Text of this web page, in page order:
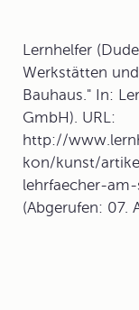
Lernhelfer
Werkstätten
Bauhaus." In:
GmbH). URL:
http://
kon/kunst/
lehrfaecher-
(Abgerufen: 07.